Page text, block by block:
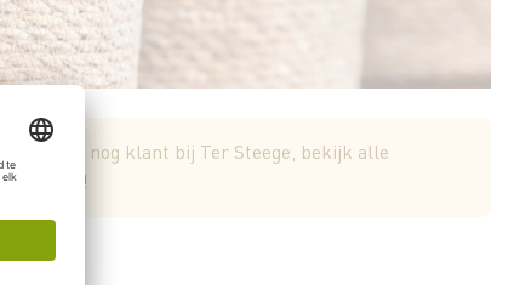
vandaag nog klant bij Ter Steege, bekijk alle
nu!